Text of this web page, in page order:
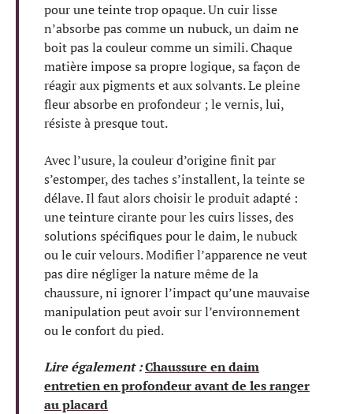
pour une teinte trop opaque. Un cuir lisse
n’absorbe pas comme un nubuck, un daim ne
boit pas la couleur comme un simili. Chaque
matière impose sa propre logique, sa façon de
réagir aux pigments et aux solvants. Le pleine
fleur absorbe en profondeur ; le vernis, lui,
résiste à presque tout.
Avec l’usure, la couleur d’origine finit par
s’estomper, des taches s’installent, la teinte se
délave. Il faut alors choisir le produit adapté :
une teinture cirante pour les cuirs lisses, des
solutions spécifiques pour le daim, le nubuck
ou le cuir velours. Modifier l’apparence ne veut
pas dire négliger la nature même de la
chaussure, ni ignorer l’impact qu’une mauvaise
manipulation peut avoir sur l’environnement
ou le confort du pied.
Lire également :Chaussure en daim
entretien en profondeur avant de les ranger
au placard